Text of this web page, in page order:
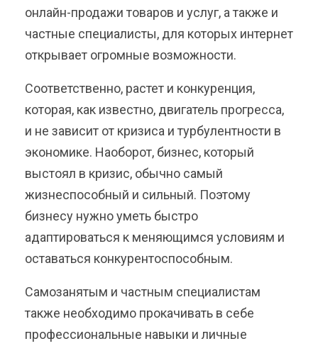
онлайн-продажи товаров и услуг, а также и
частные специалисты, для которых интернет
открывает огромные возможности.
Соответственно, растет и конкуренция,
которая, как известно, двигатель прогресса,
и не зависит от кризиса и турбулентности в
экономике. Наоборот, бизнес, который
выстоял в кризис, обычно самый
жизнеспособный и сильный. Поэтому
бизнесу нужно уметь быстро
адаптироваться к меняющимся условиям и
оставаться конкурентоспособным.
Самозанятым и частным специалистам
также необходимо прокачивать в себе
профессиональные навыки и личные